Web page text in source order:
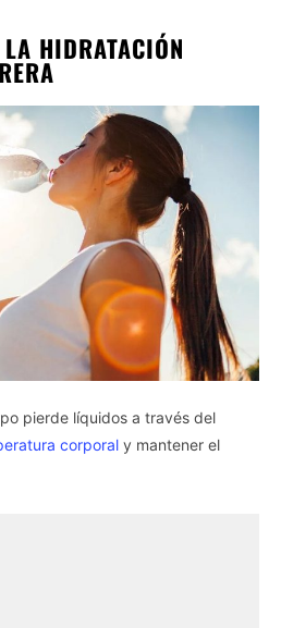
HIDRATACIÓN
pierde líquidos a través del
corporal y mantener el